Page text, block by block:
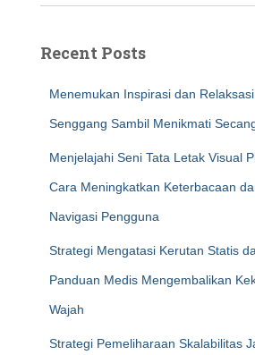
Recent Posts
Menemukan Inspirasi dan
Senggang Sambil Menikmati
Menjelajahi Seni Tata Letak Visual
Cara Meningkatkan Keterbacaan
Navigasi Pengguna
Strategi Mengatasi Kerutan Statis
Panduan Medis Mengembalikan
Wajah
Strategi Pemeliharaan Skalabilitas